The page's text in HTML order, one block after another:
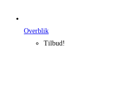
Overblik
Tilbud!